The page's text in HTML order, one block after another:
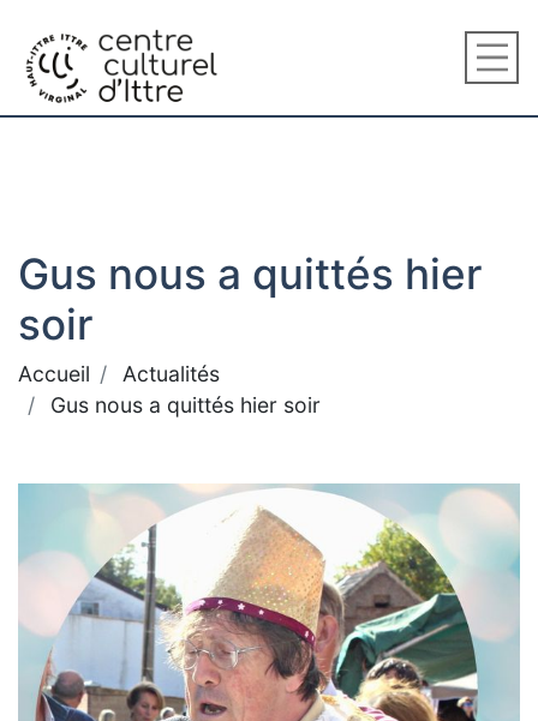
Gus nous a quittés hier
soir
Accueil
Actualités
Gus nous a quittés hier soir